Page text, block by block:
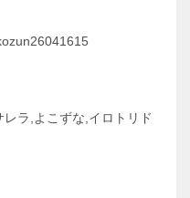
ラ,よこずな,イロトリド